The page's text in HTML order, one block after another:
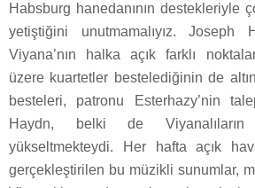
Habsburg hanedanının destekleriyle
yetiştiğini unutmamalıyız. Joseph
Viyana’nın halka açık farklı
üzere kuartetler bestelediğinin de
besteleri, patronu Esterhazy’nin
Haydn, belki de
yükseltmekteydi. Her hafta açık
gerçekleştirilen bu müzikli sunumlar,